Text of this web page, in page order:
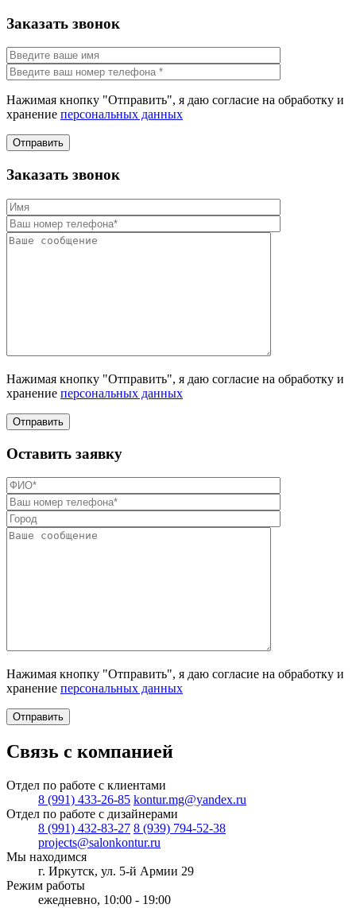
Заказать звонок
Нажимая кнопку "Отправить", я даю согласие на обработку и
хранение персональных данных
Отправить
Заказать звонок
Нажимая кнопку "Отправить", я даю согласие на обработку и
хранение персональных данных
Отправить
Оставить заявку
Нажимая кнопку "Отправить", я даю согласие на обработку и
хранение персональных данных
Отправить
Связь с компанией
Отдел по работе с клиентами
8 (991) 433-26-85 kontur.mg@yandex.ru
Отдел по работе с дизайнерами
8 (991) 432-83-27 8 (939) 794-52-38
projects@salonkontur.ru
Мы находимся
г. Иркутск, ул. 5-й Армии 29
Режим работы
ежедневно, 10:00 - 19:00